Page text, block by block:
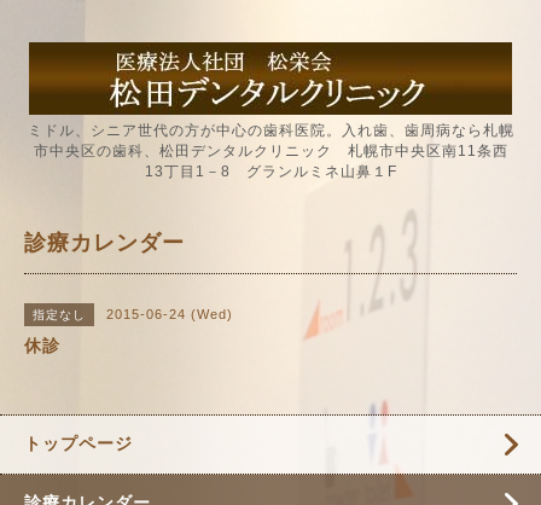
ミドル、シニア世代の方が中心の歯科医院。入れ歯、歯周病なら札幌
市中央区の歯科、松田デンタルクリニック 札幌市中央区南11条西
13丁目1－8 グランルミネ山鼻１F
診療カレンダー
指定なし 2015-06-24 (Wed)
休診
トップページ